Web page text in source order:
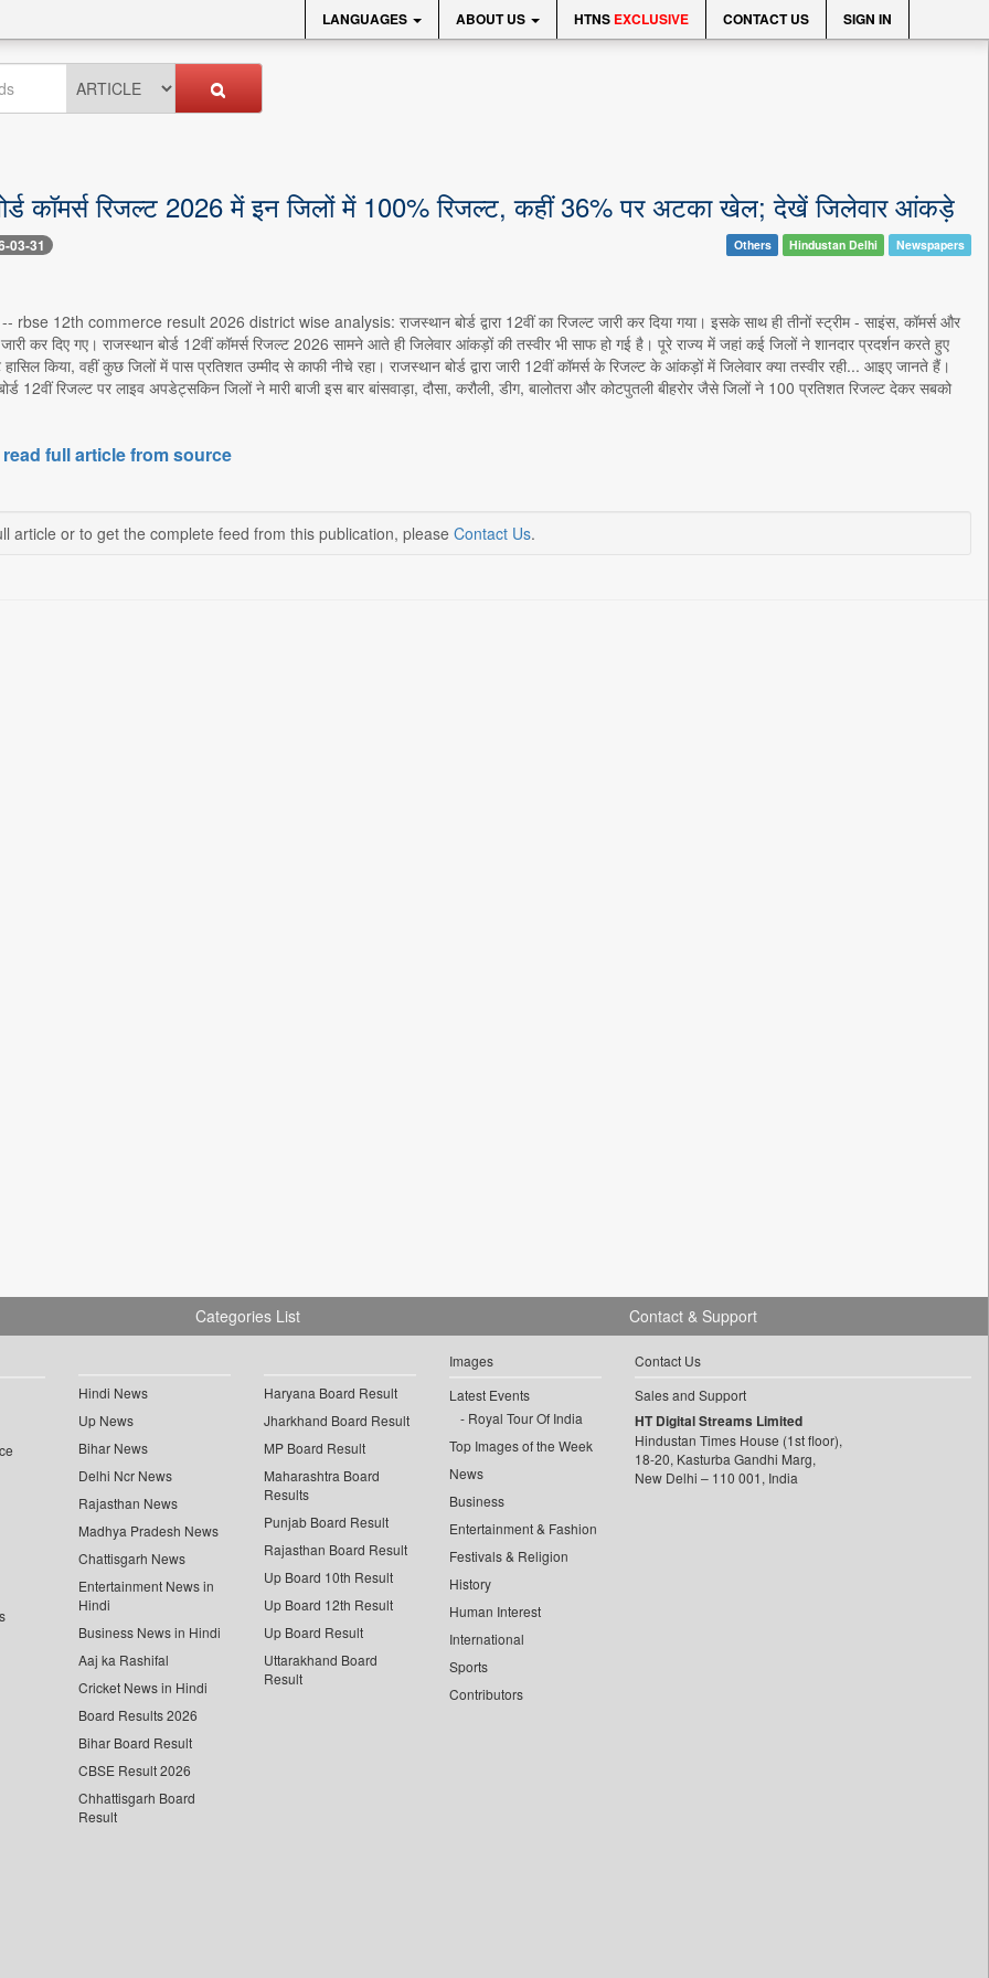
LANGUAGES ABOUT US HTNS EXCLUSIVE CONTACT US SIGN IN
कॉमर्स रिजल्ट 2026 में इन जिलों में 100% रिजल्ट, कहीं 36% पर अटका खेल; देखें जिलेवार आंकड़े
03-31 Others Hindustan Delhi Newspapers
-- rbse 12th commerce result 2026 district wise analysis: राजस्थान बोर्ड द्वारा 12वीं का रिजल्ट जारी कर दिया गया। इसके साथ ही तीनों स्ट्रीम - साइंस, कॉमर्स और
कर दिए गए। राजस्थान बोर्ड 12वीं कॉमर्स रिजल्ट 2026 सामने आते ही जिलेवार आंकड़ों की तस्वीर भी साफ हो गई है। पूरे राज्य में जहां कई जिलों ने शानदार प्रदर्शन करते हुए
किया, वहीं कुछ जिलों में पास प्रतिशत उम्मीद से काफी नीचे रहा। राजस्थान बोर्ड द्वारा जारी 12वीं कॉमर्स के रिजल्ट के आंकड़ों में जिलेवार क्या तस्वीर रही... आइए जानते हैं।
12वीं रिजल्ट पर लाइव अपडेट्सकिन जिलों ने मारी बाजी इस बार बांसवाड़ा, दौसा, करौली, डीग, बालोतरा और कोटपुतली बीहरोर जैसे जिलों ने 100 प्रतिशत रिजल्ट देकर सबको
full article from source
article or to get the complete feed from this publication, please Contact Us.
Categories List
Hindi News
Up News
Bihar News
Delhi Ncr News
Rajasthan News
Madhya Pradesh News
Chattisgarh News
Entertainment News in
Hindi
Business News in Hindi
Aaj ka Rashifal
Cricket News in Hindi
Board Results 2026
Bihar Board Result
CBSE Result 2026
Chhattisgarh Board
Result
Haryana Board Result
Jharkhand Board Result
MP Board Result
Maharashtra Board
Results
Punjab Board Result
Rajasthan Board Result
Up Board 10th Result
Up Board 12th Result
Up Board Result
Uttarakhand Board
Result
Images
Latest Events
Royal Tour Of India
Top Images of the Week
News
Business
Entertainment & Fashion
Festivals & Religion
History
Human Interest
International
Sports
Contributors
Contact & Support
Contact Us
Sales and Support
HT Digital Streams Limited
Hindustan Times House (1st floor),
18-20, Kasturba Gandhi Marg,
New Delhi – 110 001, India